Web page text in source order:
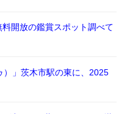
開放の鑑賞スポット調べて
」茨木市駅の東に、2025